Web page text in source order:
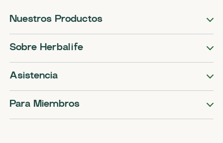
Nuestros Productos
Sobre Herbalife
Asistencia
Para Miembros